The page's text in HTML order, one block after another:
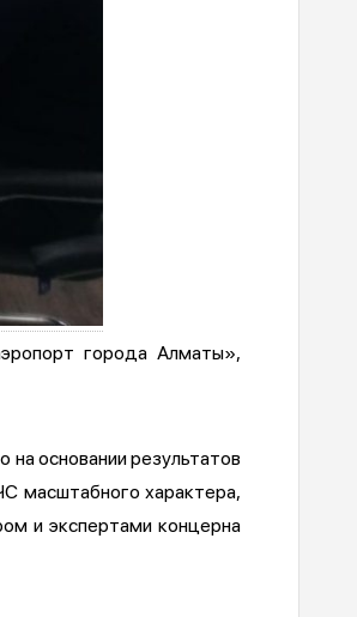
города Алматы»,
основании результатов
масштабного характера,
и экспертами концерна